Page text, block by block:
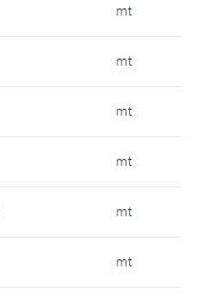
mt
mt
mt
mt
mt
mt